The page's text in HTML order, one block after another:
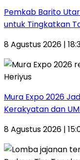
Pemkab Barito
untuk Tingkatkan
8 Agustus 2026 |
Mura Expo 2026
Kerakyatan dan
8 Agustus 2026 |